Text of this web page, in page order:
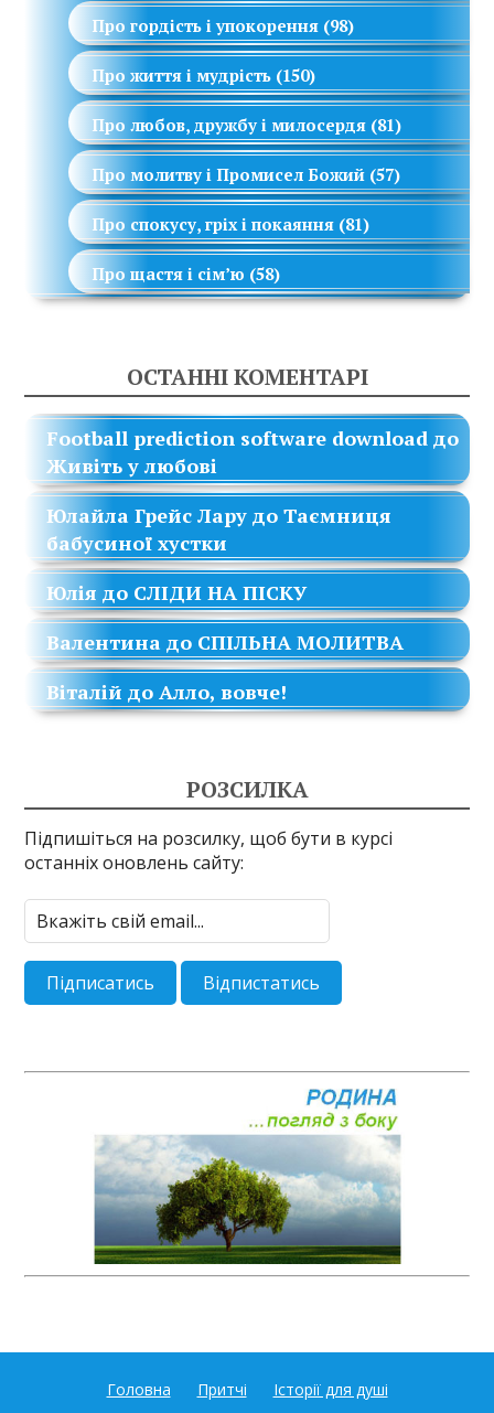
Про гордість і упокорення (98)
Про життя і мудрість (150)
Про любов, дружбу і милосердя (81)
Про молитву і Промисел Божий (57)
Про спокусу, гріх і покаяння (81)
Про щастя і сім’ю (58)
ОСТАННІ КОМЕНТАРІ
Football prediction software download до
Живіть у любові
Юлайла Грейс Лару доТаємниця
бабусиної хустки
Юлія до СЛІДИ НА ПІСКУ
Валентина до СПІЛЬНА МОЛИТВА
Віталій доАлло, вовче!
РОЗСИЛКА
Підпишіться на розсилку, щоб бути в курсі
останніх оновлень сайту:
Головна Притчі
Історії для душі